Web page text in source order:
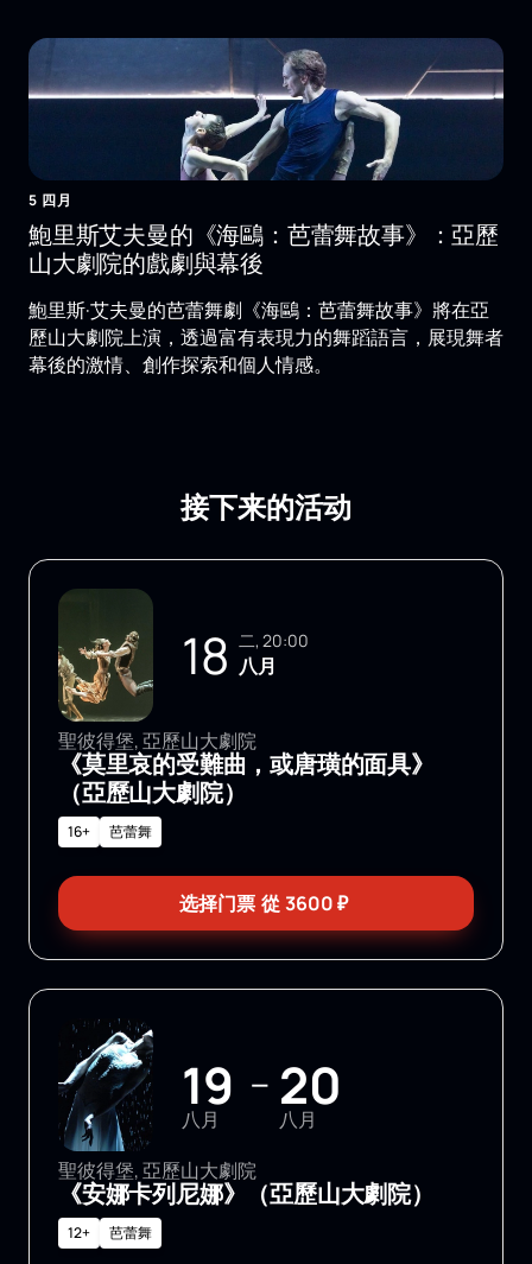
5 四月
鮑里斯艾夫曼的《海鷗：芭蕾舞故事》：亞歷
山大劇院的戲劇與幕後
鮑里斯·艾夫曼的芭蕾舞劇《海鷗：芭蕾舞故事》將在亞
歷山大劇院上演，透過富有表現力的舞蹈語言，展現舞者
幕後的激情、創作探索和個人情感。
接下来的活动
18 二, 20:00
八月
聖彼得堡, 亞歷山大劇院
《莫里哀的受難曲，或唐璜的面具》
（亞歷山大劇院）
16+ 芭蕾舞
选择门票 從3600₽
19
八月
— 20
八月
聖彼得堡, 亞歷山大劇院
《安娜卡列尼娜》（亞歷山大劇院）
12+ 芭蕾舞